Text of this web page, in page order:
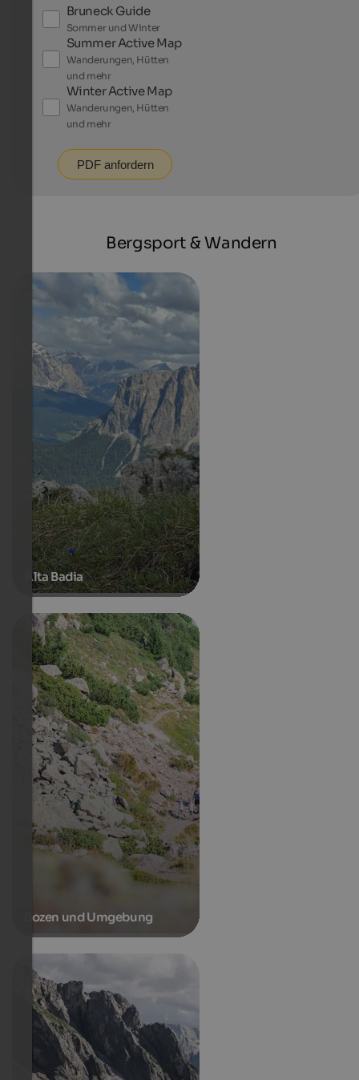
Bruneck Guide
Sommer und Winter
Summer Active Map
Wanderungen, Hütten
und mehr
Winter Active Map
Wanderungen, Hütten
und mehr
PDF anfordern
Bergsport & Wandern
Alta Badia
Bozen und Umgebung